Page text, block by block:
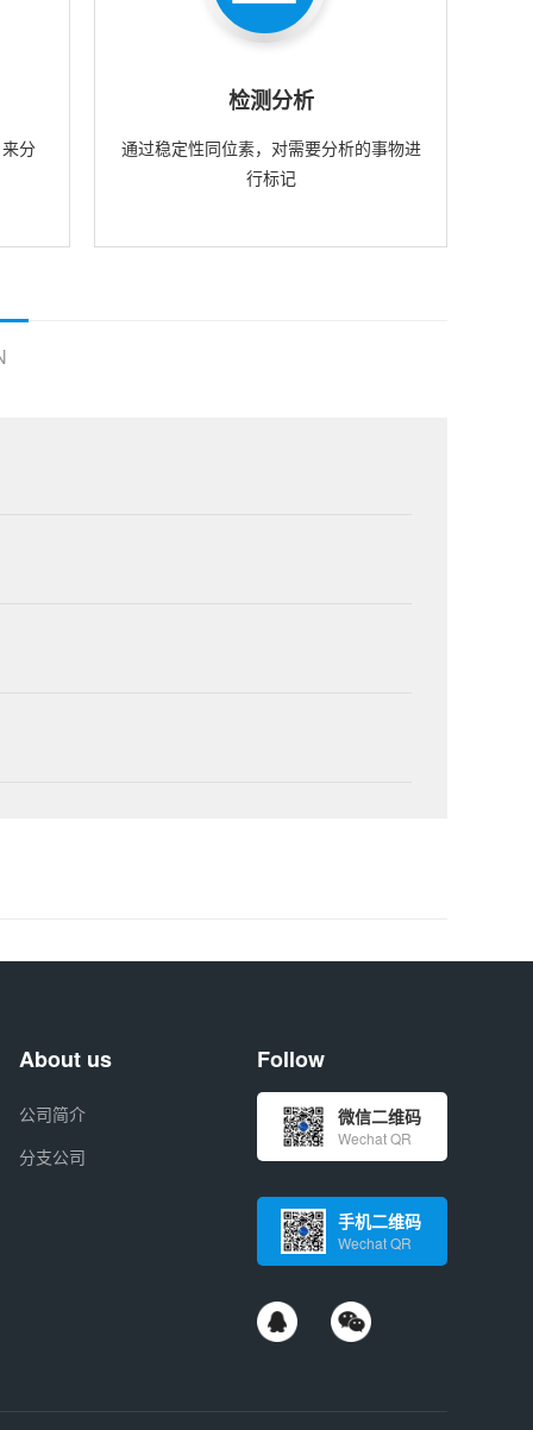
分
检测分析
通过稳定性同位素，对需要分析的事物进
行标记
About us
公司简介
分支公司
Follow
微信二维码
Wechat QR
手机二维码
Wechat QR